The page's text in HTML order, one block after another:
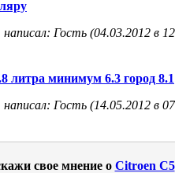
написал: Гость (04.03.2012 в
литра минимум 6.3 город 8.1
написал: Гость (14.05.2012 в
свое мнение о Citroen C5